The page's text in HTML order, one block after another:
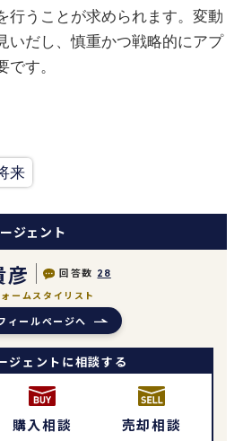
行うことが求められます。変動
いだし、慎重かつ戦略的にアプ
です。
来
ジェント
彦 回答数 28
ームスタイリスト
ィールページへ
ジェントに相談する
購入相談 売却相談